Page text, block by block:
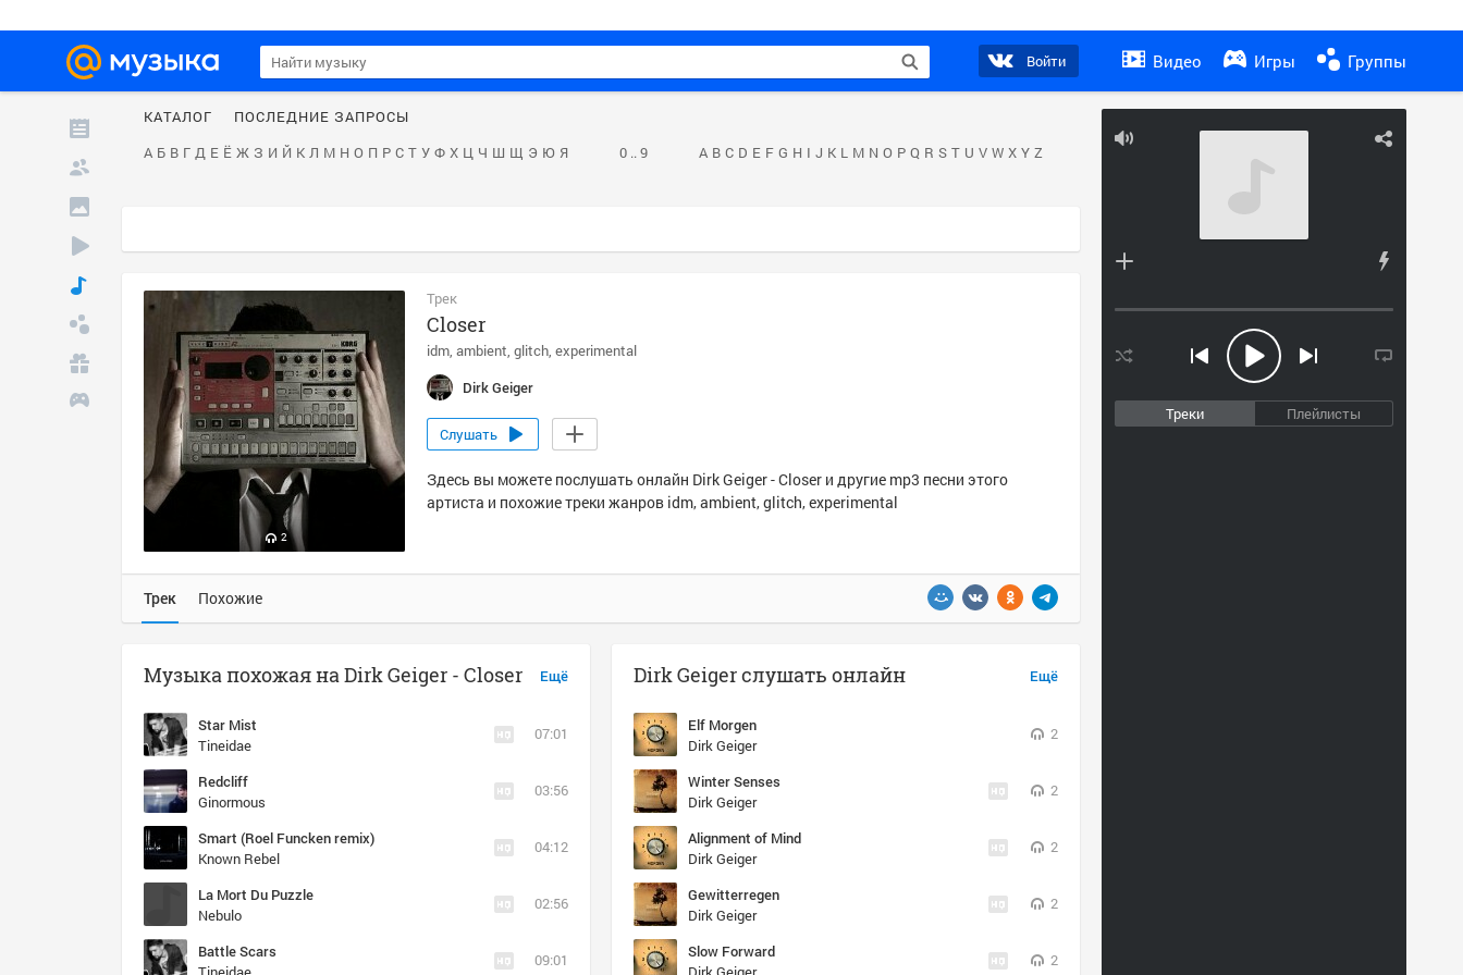
Войти Видео Игры Группы
Треки Плейлисты
КАТАЛОГ
ПОСЛЕДНИЕ ЗАПРОСЫ
А Б В Г Д Е Ё Ж З И Й К Л М Н О П Р С Т У Ф Х Ц Ч Ш Щ Э Ю Я 0 .. 9 A B C D E F G H I J K L M N O P Q R S T U V W X Y Z
2
Трек
Closer
idm ambient glitch experimental
Dirk Geiger
Слушать
Здесь вы можете послушать онлайн Dirk Geiger - Closer и другие mp3 песни этого
артиста и похожие треки жанров idm, ambient, glitch, experimental
Трек Похожие
Ещё
Музыка похожая на Dirk Geiger - Closer
Star Mist
Tineidae
07:01
Redcliff
Ginormous
03:56
Smart (Roel Funcken remix)
Known Rebel
04:12
La Mort Du Puzzle
Nebulo
02:56
Battle Scars
09:01
Ещё
Dirk Geiger слушать онлайн
Elf Morgen
Dirk Geiger
2
Winter Senses
Dirk Geiger
2
Alignment of Mind
Dirk Geiger
2
Gewitterregen
Dirk Geiger
2
Slow Forward
2